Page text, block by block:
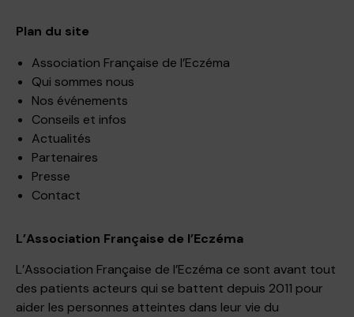
Plan du site
Association Française de l’Eczéma
Qui sommes nous
Nos événements
Conseils et infos
Actualités
Partenaires
Presse
Contact
L’Association Française de l’Eczéma
L’Association Française de l’Eczéma ce sont avant tout
des patients acteurs qui se battent depuis 2011 pour
aider les personnes atteintes dans leur vie du